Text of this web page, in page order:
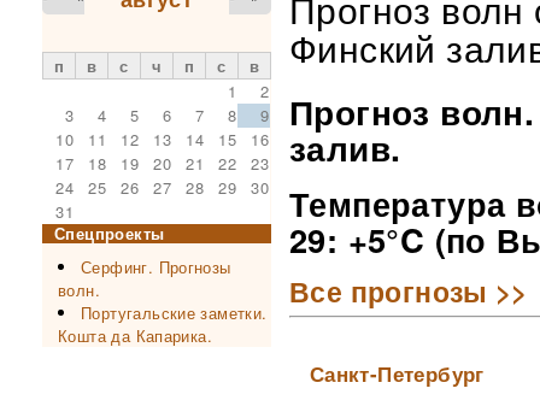
п в с ч п с
в
1
2
3
4 5 6 7 8
9
10
11 12 13 14 15
16
17
18 19 20 21 22
23
24
25 26 27 28 29
30
31
Спецпроекты
Серфинг. Прогнозы
волн.
Португальские заметки.
Кошта да Капарика.
Финский
Прогноз
залив.
Температура
29: +5°C (по
Все прогнозы >>
Санкт-Петербург